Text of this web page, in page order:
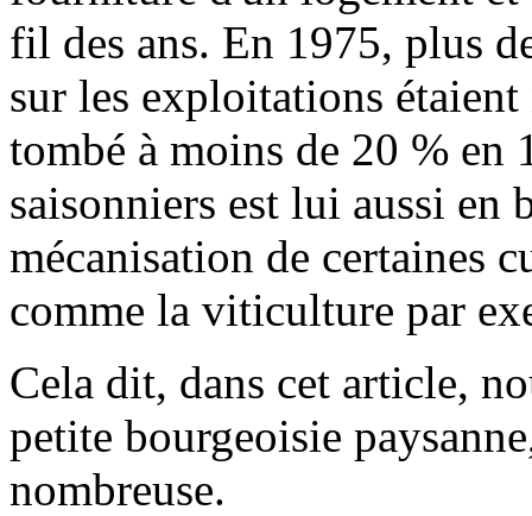
fil des ans. En 1975, plus
sur les exploitations
tombé à moins de 20 %
saisonniers est lui aussi en
mécanisation de certaines
comme la viticulture par
Cela dit, dans cet article,
petite bourgeoisie
nombreuse.